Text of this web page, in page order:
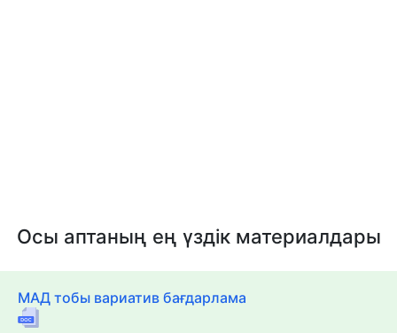
Осы аптаның ең үздік материалдары
МАД тобы вариатив бағдарлама